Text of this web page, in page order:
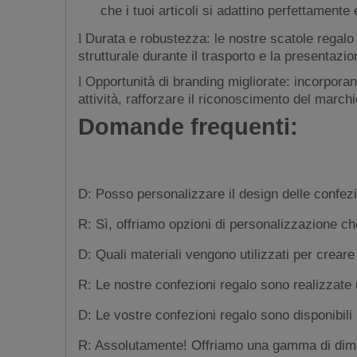
che i tuoi articoli si adattino
l Durata e robustezza: le nostre scatole
strutturale durante il trasporto e la
l Opportunità di branding migliorate:
attività, rafforzare il riconoscimento del
Domande frequenti:
D: Posso personalizzare il design delle
R: Sì, offriamo opzioni di personalizzazione
D: Quali materiali vengono utilizzati per
R: Le nostre confezioni regalo sono
D: Le vostre confezioni regalo sono
R: Assolutamente! Offriamo una gamma di